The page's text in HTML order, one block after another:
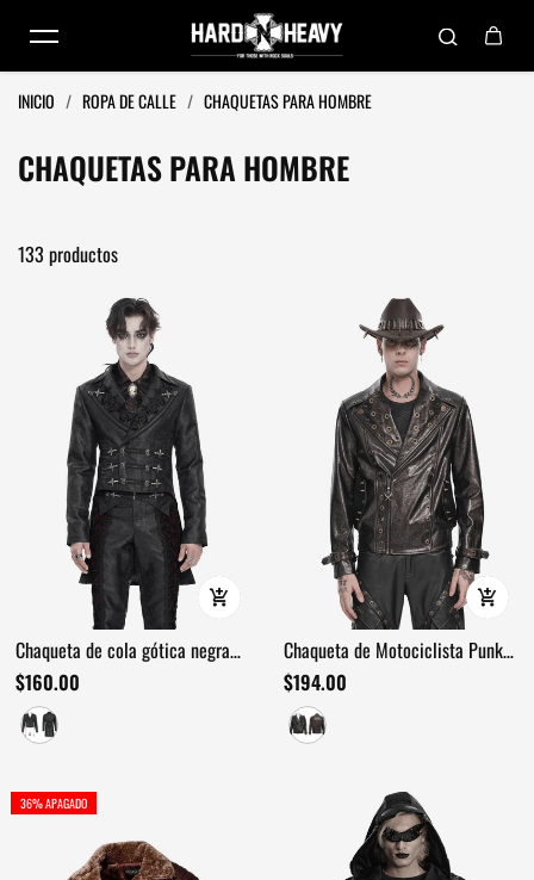
Saltar al contenido
INICIO / ROPA DE CALLE / CHAQUETAS PARA HOMBRE
CHAQUETAS PARA HOMBRE
133 productos
Chaqueta de cola gótica negra
con hebillas en cruz
$160.00
Chaqueta de Motociclista Punk
para Hombre con Tachuelas y
Ribete de Cremallera
$194.00
36% APAGADO